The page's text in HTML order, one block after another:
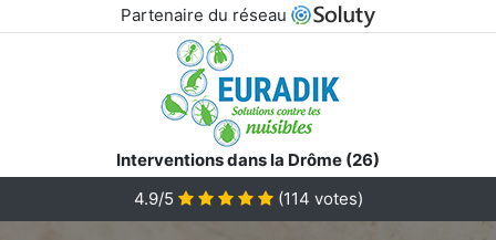
Partenaire du réseau
Interventions dans la Drôme (26)
4.9/5 (114 votes)